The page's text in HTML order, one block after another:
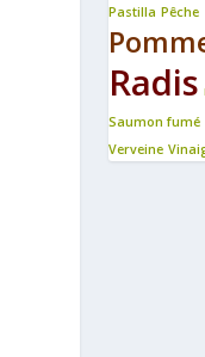
Pastilla Pêche
Radis
Saumon fumé
Verveine